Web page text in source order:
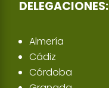
DELEGACIONES:
Almería
Cádiz
Córdoba